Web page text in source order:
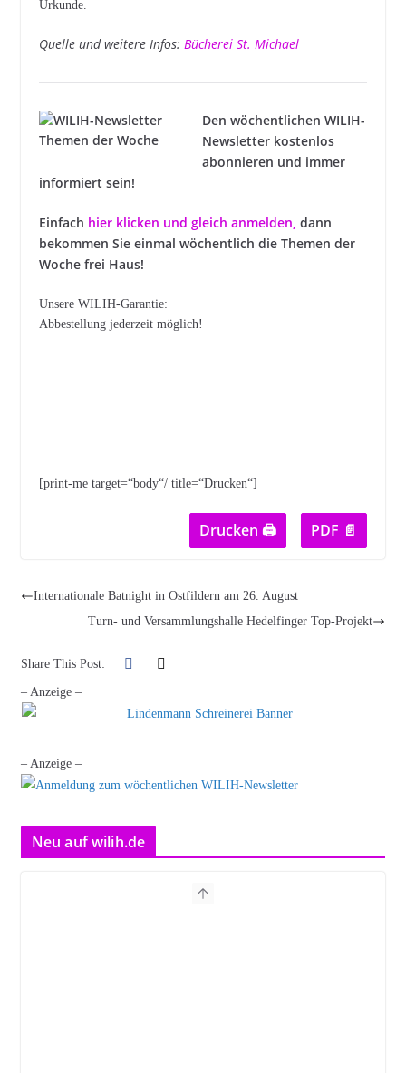
Urkunde.
Quelle und weitere Infos: Bücherei St. Michael
Den wöchentlichen WILIH-
Newsletter kostenlos
abonnieren und immer
informiert sein!
Einfach hier klicken und gleich anmelden, dann
bekommen Sie einmal wöchentlich die Themen der
Woche frei Haus!
Unsere WILIH-Garantie:
Abbestellung jederzeit möglich!
[print-me target=“body“/ title=“Drucken“]
Drucken 🖨 PDF 📄
Internationale Batnight in Ostfildern am 26. August
Turn- und Versammlungshalle Hedelfinger Top-Projekt
Share This Post:
– Anzeige –
– Anzeige –
Neu auf wilih.de